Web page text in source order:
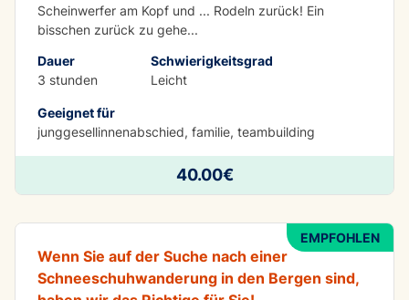
Scheinwerfer am Kopf und ... Rodeln zurück! Ein
bisschen zurück zu gehe...
Dauer
3 stunden
Schwierigkeitsgrad
Leicht
Geeignet für
junggesellinnenabschied, familie, teambuilding
40.00€
EMPFOHLEN
Schneeschuhwandern 3 h
Wenn Sie auf der Suche nach einer
Schneeschuhwanderung in den Bergen sind,